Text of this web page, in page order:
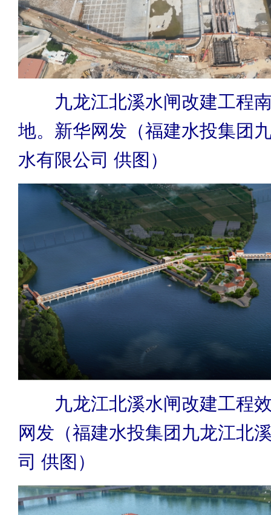
九龙江北溪水闸改建工程南
地。新华网发（福建水投集团
水有限公司 供图）
九龙江北溪水闸改建工程效
网发（福建水投集团九龙江北
司 供图）